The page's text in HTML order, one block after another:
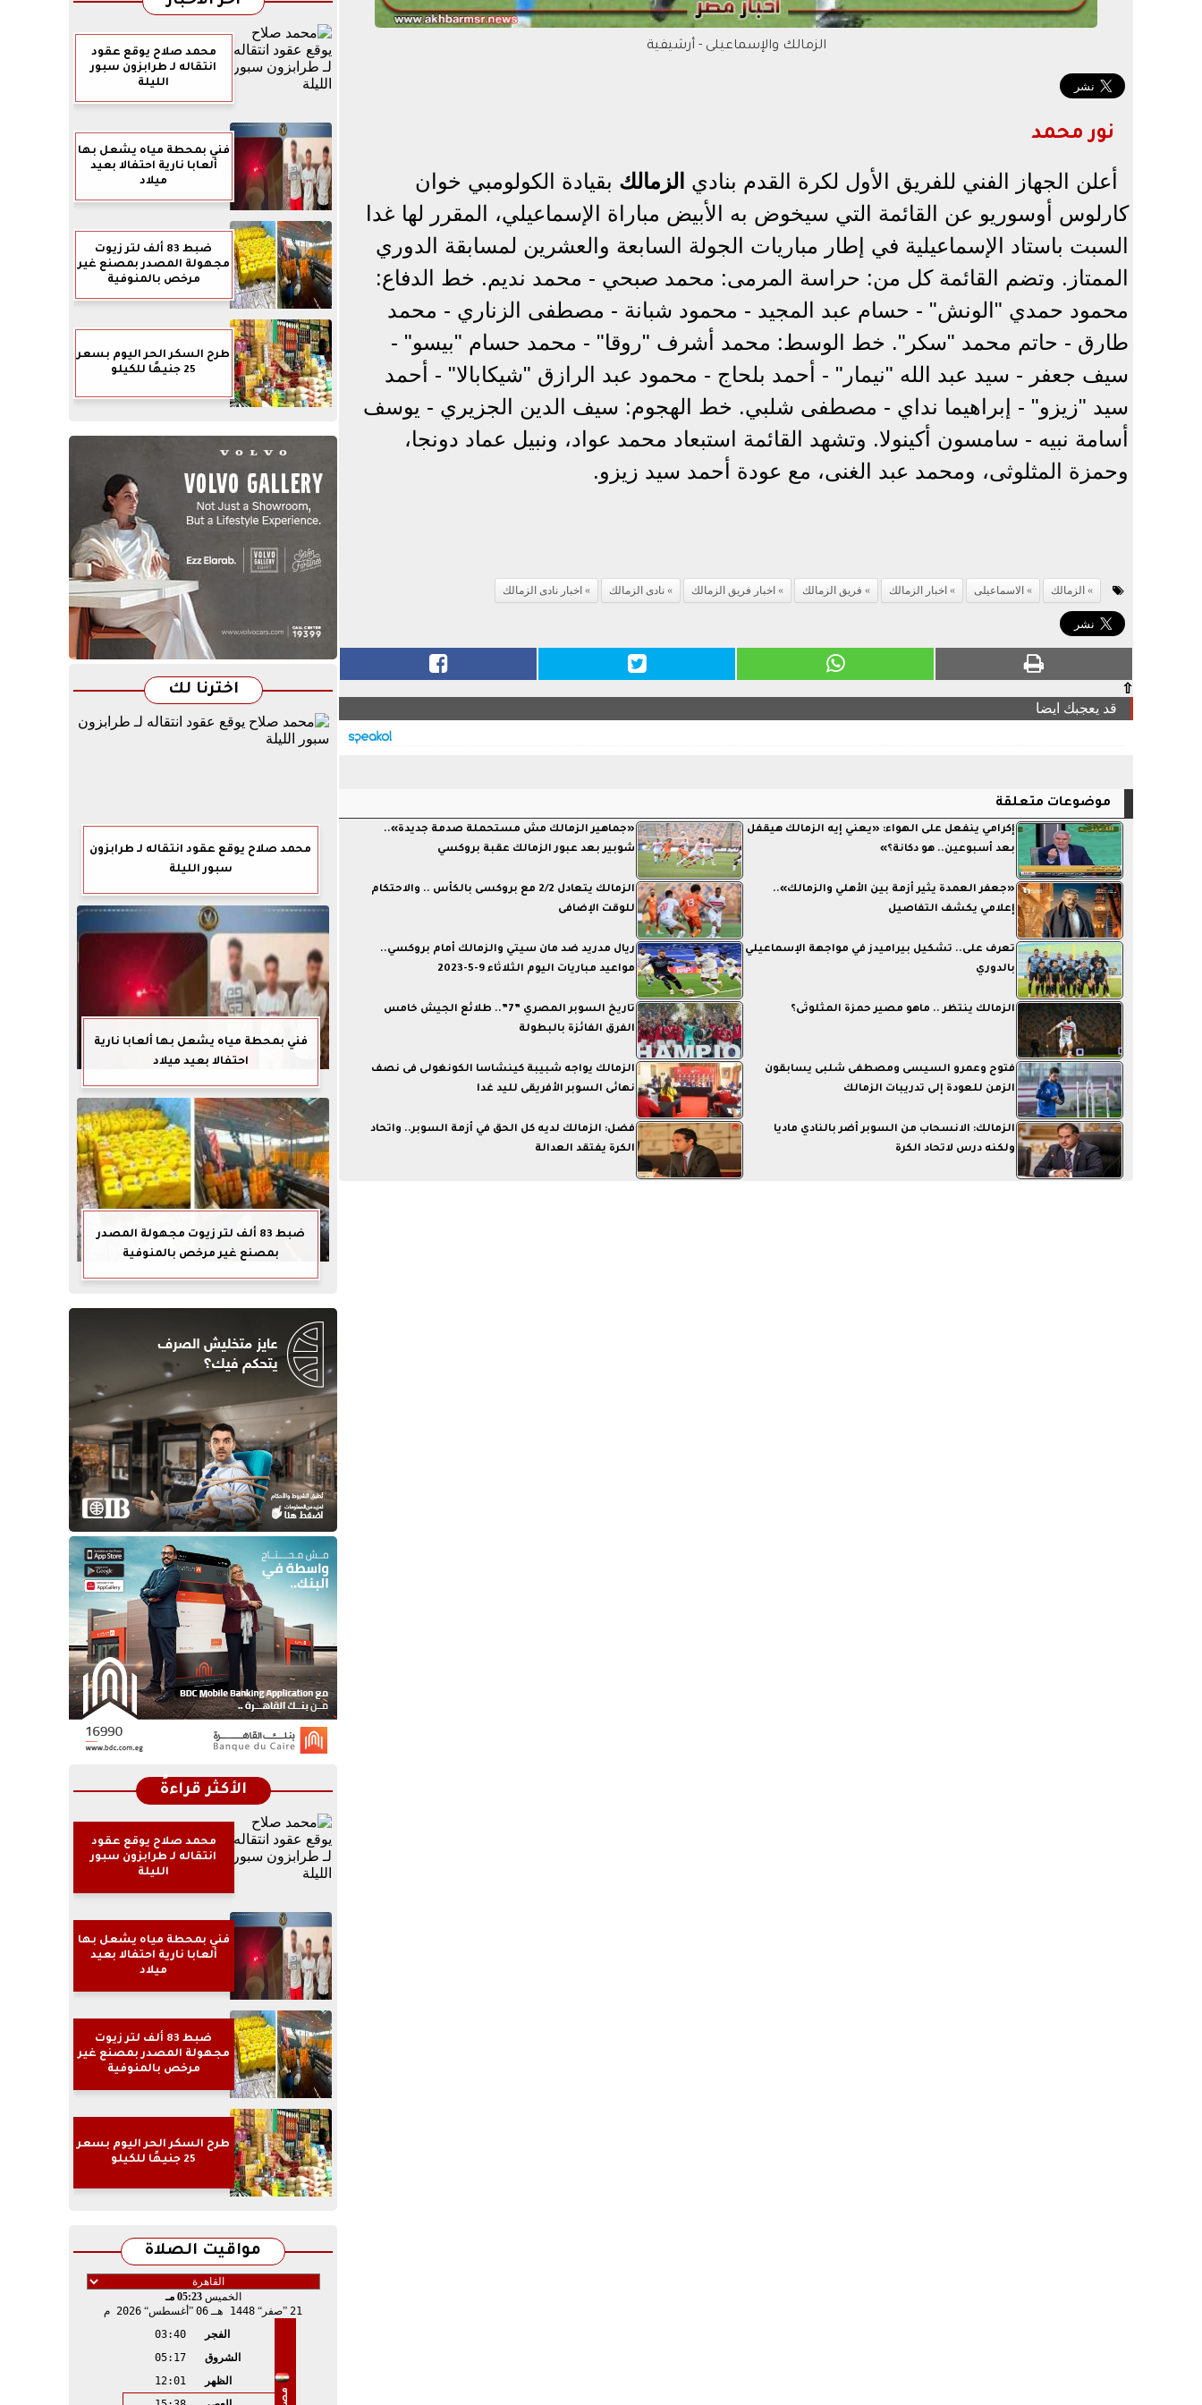
الزمالك والإسماعيلى - أرشيفية
نور محمد
أعلن الجهاز الفني للفريق الأول لكرة القدم بنادي الزمالك بقيادة الكولومبي خوان
كارلوس أوسوريو عن القائمة التي سيخوض به الأبيض مباراة الإسماعيلي، المقرر لها غدا
السبت باستاد الإسماعيلية في إطار مباريات الجولة السابعة والعشرين لمسابقة الدوري
الممتاز. وتضم القائمة كل من: حراسة المرمى: محمد صبحي - محمد نديم. خط الدفاع:
محمود حمدي "الونش" - حسام عبد المجيد - محمود شبانة - مصطفى الزناري - محمد
طارق - حاتم محمد "سكر". خط الوسط: محمد أشرف "روقا" - محمد حسام "بيسو" -
سيف جعفر - سيد عبد الله "نيمار" - أحمد بلحاج - محمود عبد الرازق "شيكابالا" - أحمد
سيد "زيزو" - إبراهيما نداي - مصطفى شلبي. خط الهجوم: سيف الدين الجزيري - يوسف
أسامة نبيه - سامسون أكينولا. وتشهد القائمة استبعاد محمد عواد، ونبيل عماد دونجا،
وحمزة المثلوثى، ومحمد عبد الغنى، مع عودة أحمد سيد زيزو.
الزمالك الاسماعيلى اخبار الزمالك فريق الزمالك اخبار فريق الزمالك نادى الزمالك اخبار نادى الزمالك
⇧
قد يعجبك ايضا
موضوعات متعلقة
إكرامي ينفعل على الهواء: «يعني إيه الزمالك هيقفل
بعد أسبوعين.. هو دكانة؟»
«جماهير الزمالك مش مستحملة صدمة جديدة»..
شوبير بعد عبور الزمالك عقبة بروكسي
«جعفر العمدة يثير أزمة بين الأهلي والزمالك»..
إعلامي يكشف التفاصيل
الزمالك يتعادل 2/2 مع بروكسى بالكأس .. والاحتكام
للوقت الإضافى
تعرف على.. تشكيل بيراميدز في مواجهة الإسماعيلي
بالدوري
ريال مدريد ضد مان سيتي والزمالك أمام بروكسي..
مواعيد مباريات اليوم الثلاثاء 9-5-2023
الزمالك ينتظر .. ماهو مصير حمزة المثلوثى؟
تاريخ السوبر المصري ”7”.. طلائع الجيش خامس
الفرق الفائزة بالبطولة
فتوح وعمرو السيسى ومصطفى شلبى يسابقون
الزمن للعودة إلى تدريبات الزمالك
الزمالك يواجه شبيبة كينشاسا الكونغولى فى نصف
نهائى السوبر الأفريقى لليد غدا
الزمالك: الانسحاب من السوبر أضر بالنادي ماديا
ولكنه درس لاتحاد الكرة
فضل: الزمالك لديه كل الحق في أزمة السوبر.. واتحاد
الكرة يفتقد العدالة
محمد صلاح يوقع عقود
انتقاله لـ طرابزون سبور
الليلة
فني بمحطة مياه يشعل بها
ألعابا نارية احتفالا بعيد
ميلاد
ضبط 83 ألف لتر زيوت
مجهولة المصدر بمصنع غير
مرخص بالمنوفية
طرح السكر الحر اليوم بسعر
25 جنيهًا للكيلو
اخترنا لك
محمد صلاح يوقع عقود انتقاله لـ طرابزون
سبور الليلة
فني بمحطة مياه يشعل بها ألعابا نارية
احتفالا بعيد ميلاد
ضبط 83 ألف لتر زيوت مجهولة المصدر
بمصنع غير مرخص بالمنوفية
الأكثر قراءةً
محمد صلاح يوقع عقود
انتقاله لـ طرابزون سبور
الليلة
فني بمحطة مياه يشعل بها
ألعابا نارية احتفالا بعيد
ميلاد
ضبط 83 ألف لتر زيوت
مجهولة المصدر بمصنع غير
مرخص بالمنوفية
طرح السكر الحر اليوم بسعر
25 جنيهًا للكيلو
مواقيت الصلاة
الخميس05:23 مـ
21 صفر 1448 هـ 06 أغسطس 2026 م
مصر
الفجر
03:40
الشروق
05:17
الظهر
12:01